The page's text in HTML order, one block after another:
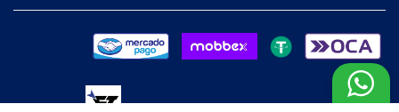
Desarrollado y Diseñado por FoxTienda